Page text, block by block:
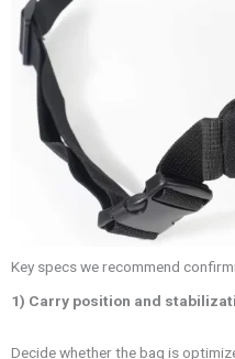
Key specs we recommend
1) Carry position and
Decide whether the bag is